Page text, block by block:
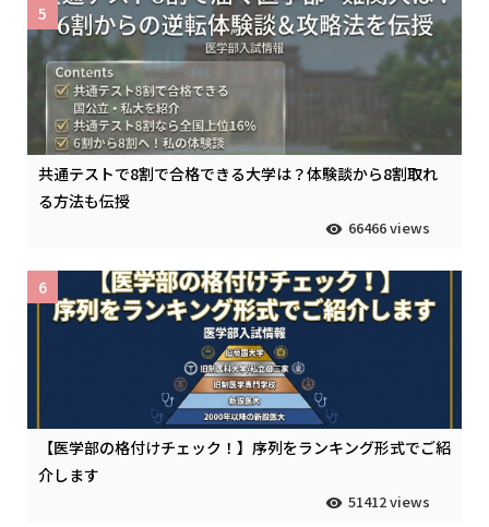
共通テストで8割で合格できる大学は？体験談から8割取れ
る方法も伝授
66466 views
5
【医学部の格付けチェック！】序列をランキング形式でご紹
介します
51412 views
6